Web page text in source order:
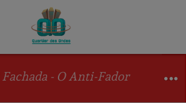
Fachada - O Anti-Fador